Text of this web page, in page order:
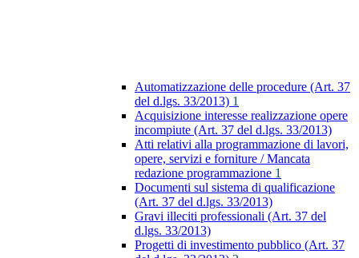
Automatizzazione delle procedure (Art. 37
del d.lgs. 33/2013) 1
Acquisizione interesse realizzazione opere
incompiute (Art. 37 del d.lgs. 33/2013)
Atti relativi alla programmazione di lavori,
opere, servizi e forniture / Mancata
redazione programmazione 1
Documenti sul sistema di qualificazione
(Art. 37 del d.lgs. 33/2013)
Gravi illeciti professionali (Art. 37 del
d.lgs. 33/2013)
Progetti di investimento pubblico (Art. 37